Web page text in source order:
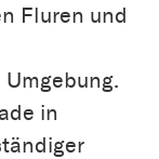
Fluren und
in